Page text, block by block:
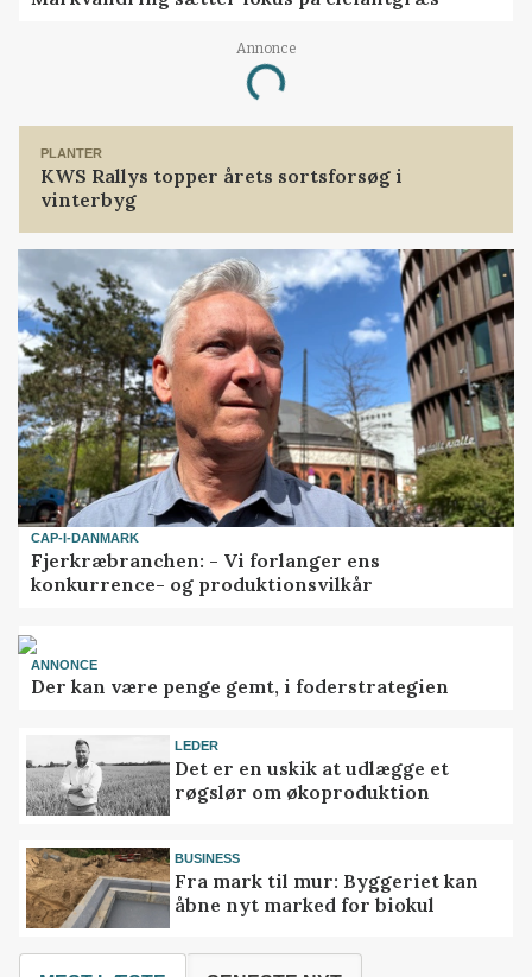
Annonce
Loading...
PLANTER
KWS Rallys topper årets sortsforsøg i
vinterbyg
CAP-I-DANMARK
Fjerkræbranchen: - Vi forlanger ens
konkurrence- og produktionsvilkår
ANNONCE
Der kan være penge gemt, i foderstrategien
LEDER
Det er en uskik at udlægge et
røgslør om økoproduktion
BUSINESS
Fra mark til mur: Byggeriet kan
åbne nyt marked for biokul